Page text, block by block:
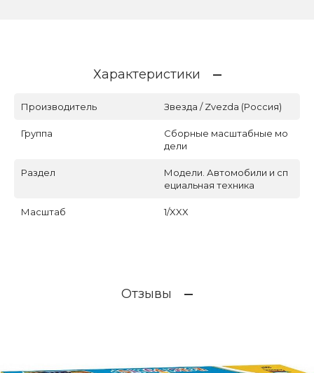
Характеристики
Производитель Звезда / Zvezda (Россия)
Группа
Сборные масштабные мо
дели
Раздел
Модели. Автомобили и сп
ециальная техника
Масштаб 1/XXX
Отзывы